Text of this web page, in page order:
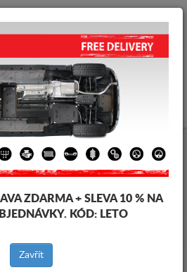
Kryt pod motor Peugeot Expert
vozidel
Zpět na produkty
ZDARMA + SLEVA 10 % NA
KÓD: LETO
Zavřít